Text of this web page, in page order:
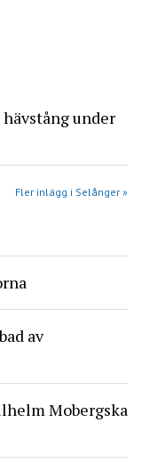
under
Fler inlägg i Selånger »
av
Mobergska